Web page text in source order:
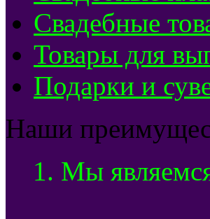
Свадебные
Товары для
Подарки и
Наши
1. Мы